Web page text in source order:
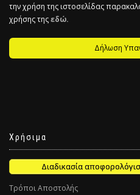
την χρήση της ιστοσελίδας
χρήσης τηςεδώ.
Δήλωση
Χρήσιμα
Διαδικασία
Τρόποι Αποστολής